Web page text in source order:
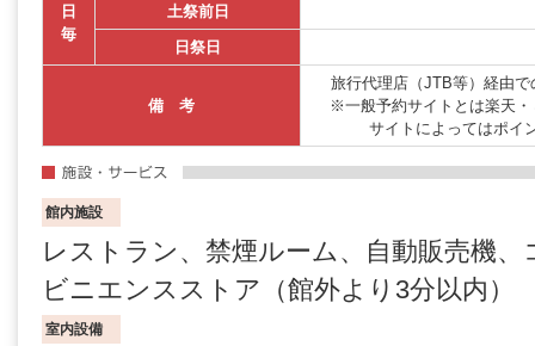
日
毎
土祭前日
日祭日
備 考
旅行代理店（JTB等）経由
※一般予約サイトとは楽天
サイトによってはポイ
館内施設
レストラン、禁煙ルーム、自動販売機
ビニエンスストア（館外より3分以内）
室内設備